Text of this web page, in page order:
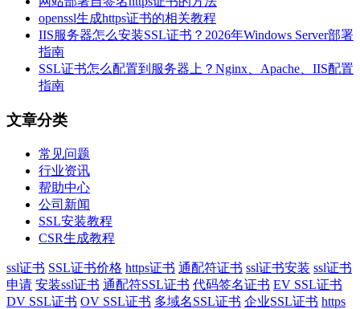
openssl生成https证书的相关教程
IIS服务器怎么安装SSL证书？2026年Windows Server部署
指南
SSL证书怎么配置到服务器上？Nginx、Apache、IIS配置
指南
文章分类
常见问题
行业资讯
帮助中心
公司新闻
SSL安装教程
CSR生成教程
ssl证书 SSL证书价格 https证书 通配符证书 ssl证书安装 ssl证书
申请 安装ssl证书 通配符SSL证书 代码签名证书 EV SSL证书
DV SSL证书 OV SSL证书 多域名SSL证书 企业SSL证书 https